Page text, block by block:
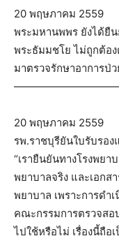
20 พฤษภาคม 2559
พระมหานพพร ยังได้ยื
พระธัมมชโย ไม่ถูกต้อ
มาตรวจรักษาอาการป่
20 พฤษภาคม 2559
รพ.ราชบุรียันใบรับรอง
“เรายืนยันทางโรงพย
พยาบาลจริง และเอกส
พยาบาล เพราะการดำ
คณะกรรมการตรวจสอ
ไปใช้หรือไม่ เรื่องนี้ถือ